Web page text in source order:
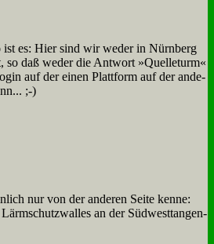
ist es: Hier sind wir we­der in Nürn­berg
so daß we­der die Ant­wort »Quel­le­turm«
auf der ei­nen Platt­form auf der an­de­
;-)
nur von der an­de­ren Sei­te ken­ne:
an der Süd­west­tan­gen­